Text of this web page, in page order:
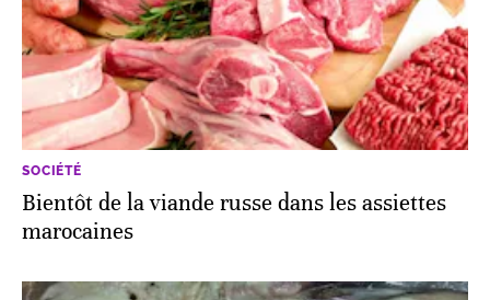
SOCIÉTÉ
Bientôt de la viande russe dans les assiettes
marocaines